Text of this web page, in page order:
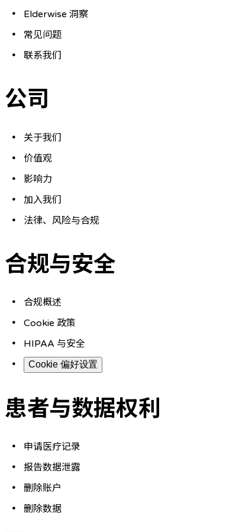
Elderwise 洞察
常见问题
联系我们
公司
关于我们
价值观
影响力
加入我们
法律、风险与合规
合规与安全
合规概述
Cookie 政策
HIPAA 与安全
Cookie 偏好设置
患者与数据权利
申请医疗记录
报告数据泄露
删除账户
删除数据